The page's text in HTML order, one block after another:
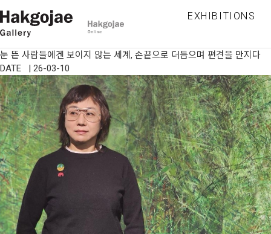
EXHIBITIONS
눈 뜬 사람들에겐 보이지 않는 세계, 손끝으로 더듬으며 편견을 만지다
DATE | 26-03-10